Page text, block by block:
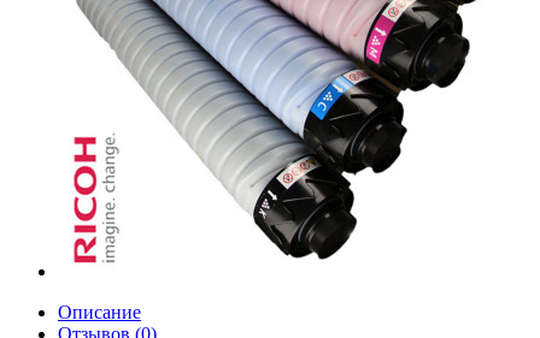
Описание
Отзывов (0)